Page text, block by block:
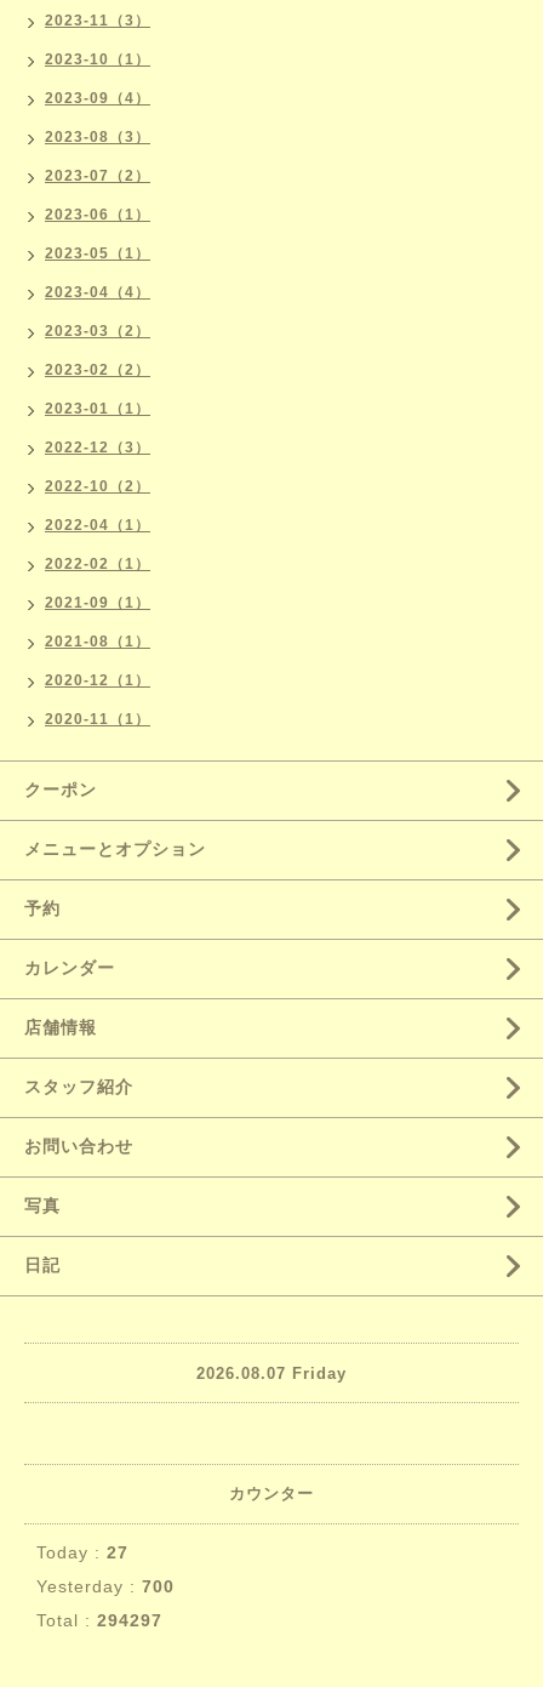
2023-11（3）
2023-10（1）
2023-09（4）
2023-08（3）
2023-07（2）
2023-06（1）
2023-05（1）
2023-04（4）
2023-03（2）
2023-02（2）
2023-01（1）
2022-12（3）
2022-10（2）
2022-04（1）
2022-02（1）
2021-09（1）
2021-08（1）
2020-12（1）
2020-11（1）
クーポン
メニューとオプション
予約
カレンダー
店舗情報
スタッフ紹介
お問い合わせ
写真
日記
2026.08.07 Friday
カウンター
Today : 27
Yesterday : 700
Total : 294297